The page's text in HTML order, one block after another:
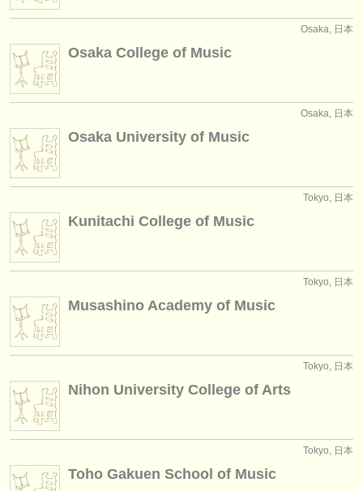
Osaka, 日本
Osaka College of Music
Osaka, 日本
Osaka University of Music
Tokyo, 日本
Kunitachi College of Music
Tokyo, 日本
Musashino Academy of Music
Tokyo, 日本
Nihon University College of Arts
Tokyo, 日本
Toho Gakuen School of Music